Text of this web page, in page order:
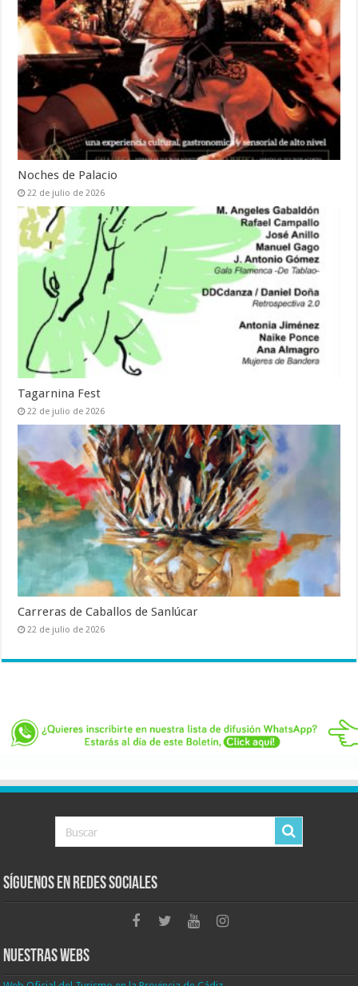
Noches de Palacio
22 de julio de 2026
Tagarnina Fest
22 de julio de 2026
Carreras de Caballos de Sanlúcar
22 de julio de 2026
Síguenos en Redes Sociales
Nuestras Webs